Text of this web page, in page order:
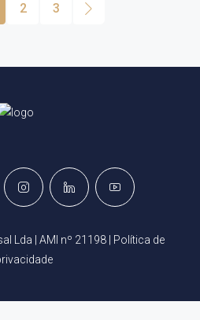
2 3
Lda | AMI nº 21198 | Política de